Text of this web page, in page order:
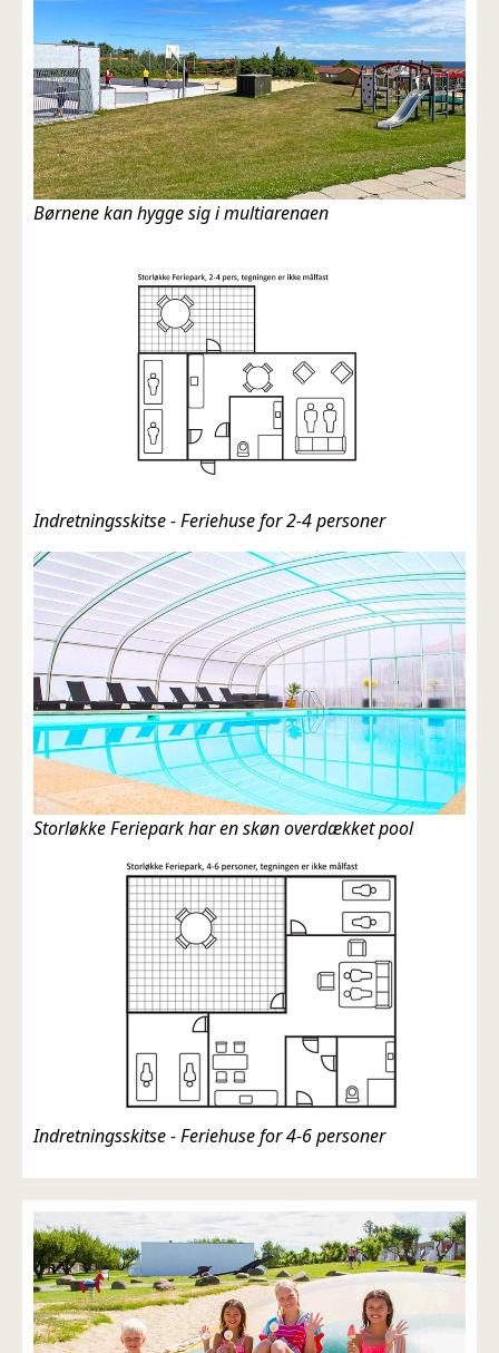
Børnene kan hygge sig i multiarenaen
Indretningsskitse - Feriehuse for 2-4 personer
Storløkke Feriepark har en skøn overdækket pool
Indretningsskitse - Feriehuse for 4-6 personer